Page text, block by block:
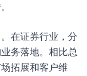
在证券行业，分
务落地。相比总
拓展和客户维